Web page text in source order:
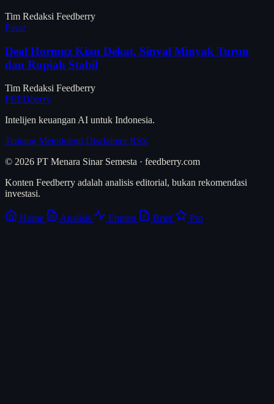
Tim Redaksi Feedberry
Pasar
Deal Hormuz Kian Dekat, Sinyal Minyak Turun
dan Rupiah Stabil
Tim Redaksi Feedberry
FEEDberry
Intelijen keuangan AI untuk Indonesia.
Tentang Metodologi Disclaimer RSS
© 2026 PT Menara Sinar Semesta · feedberry.com
Konten Feedberry adalah analisis editorial, bukan rekomendasi
investasi.
Home Analisis Emiten Brief Pro